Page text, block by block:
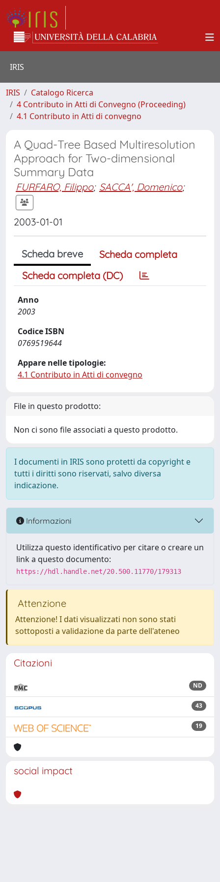
IRIS
IRIS
Catalogo Ricerca
4 Contributo in Atti di Convegno (Proceeding)
4.1 Contributo in Atti di convegno
A Quad-Tree Based Multiresolution
Approach for Two-dimensional
Summary Data
FURFARO, Filippo; SACCA', Domenico;
2003-01-01
Scheda breve
Scheda completa
Scheda completa (DC)
Anno
2003
Codice ISBN
0769519644
Appare nelle tipologie:
4.1 Contributo in Atti di convegno
File in questo prodotto:
Non ci sono file associati a questo prodotto.
I documenti in IRIS sono protetti da copyright e
tutti i diritti sono riservati, salvo diversa
indicazione.
Informazioni
Utilizza questo identificativo per citare o creare un
link a questo documento:
https://hdl.handle.net/20.500.11770/179313
Attenzione
Attenzione! I dati visualizzati non sono stati
sottoposti a validazione da parte dell'ateneo
Citazioni
ND
43
19
social impact